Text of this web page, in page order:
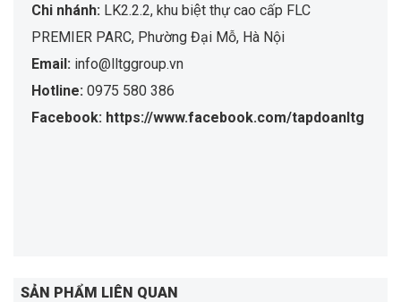
Chi nhánh: LK2.2.2, khu biệt thự cao cấp FLC
PREMIER PARC, Phường Đại Mỗ, Hà Nội
Email: info@lltggroup.vn
Hotline: 0975 580 386
Facebook: https://www.facebook.com/tapdoanltg
SẢN PHẨM LIÊN QUAN